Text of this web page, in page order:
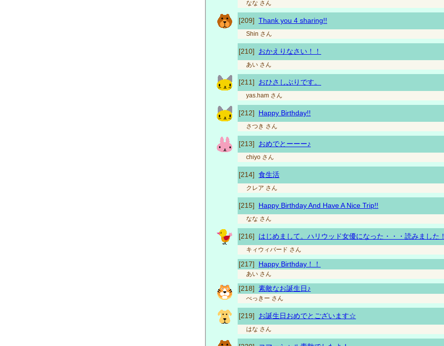
なな さん
[209] Thank you 4 sharing!!
Shin さん
[210] おかえりなさい！！
あい さん
[211] おひさしぶりです。
yas.ham さん
[212] Happy Birthday!!
さつき さん
[213] おめでとーーー♪
chiyo さん
[214] 食生活
クレア さん
[215] Happy Birthday And Have A Nice Trip!!
なな さん
[216] はじめまして。ハリウッド女優になった・・・読みました！
キィウィバード さん
[217] Happy Birthday！！
あい さん
[218] 素敵なお誕生日♪
べっきー さん
[219] お誕生日おめでとございます☆
はな さん